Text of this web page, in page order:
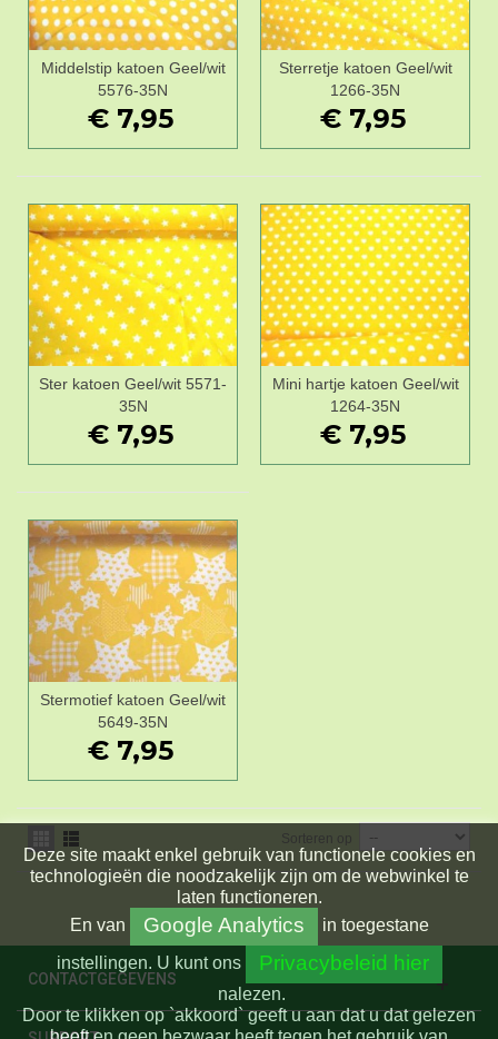
Middelstip katoen Geel/wit
5576-35N
€ 7,95
Sterretje katoen Geel/wit
1266-35N
€ 7,95
Ster katoen Geel/wit 5571-
35N
€ 7,95
Mini hartje katoen Geel/wit
1264-35N
€ 7,95
Stermotief katoen Geel/wit
5649-35N
€ 7,95
Sorteren op
CONTACTGEGEVENS
Deze site maakt enkel gebruik van functionele cookies en
technologieën die noodzakelijk zijn om de webwinkel te
laten functioneren.
En van Google Analytics
in toegestane
instellingen. U kunt ons Privacybeleid hier
nalezen.
Door te klikken op `akkoord` geeft u aan dat u dat gelezen